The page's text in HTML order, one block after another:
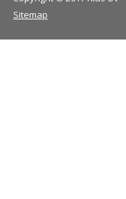
Sitemap